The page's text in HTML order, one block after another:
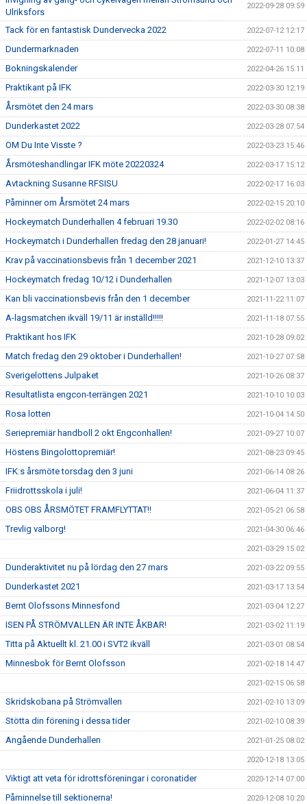
Ulriksfors
2022-09-28 09:59
Tack för en fantastisk Dundervecka 2022 2022-07-12 12:17
Dundermarknaden 2022-07-11 10:08
Bokningskalender 2022-04-26 15:11
Praktikant på IFK 2022-03-30 12:19
Årsmötet den 24 mars 2022-03-30 08:38
Dunderkastet 2022 2022-03-28 07:54
OM Du Inte Visste ? 2022-03-23 15:46
Årsmöteshandlingar IFK möte 20220324 2022-03-17 15:12
Avtackning Susanne RFSISU 2022-02-17 16:03
Påminner om Årsmötet 24 mars 2022-02-15 20:10
Hockeymatch Dunderhallen 4 februari 19.30 2022-02-02 08:16
Hockeymatch i Dunderhallen fredag den 28 januari! 2022-01-27 14:45
Krav på vaccinationsbevis från 1 december 2021 2021-12-10 13:37
Hockeymatch fredag 10/12 i Dunderhallen 2021-12-07 13:03
Kan bli vaccinationsbevis från den 1 december 2021-11-22 11:07
A-lagsmatchen ikväll 19/11 är inställd!!!!! 2021-11-18 07:55
Praktikant hos IFK 2021-10-28 09:02
Match fredag den 29 oktober i Dunderhallen! 2021-10-27 07:58
Sverigelottens Julpaket 2021-10-26 08:37
Resultatlista engcon-terrängen 2021 2021-10-10 10:03
Rosa lotten 2021-10-04 14:50
Seriepremiär handboll 2 okt Engconhallen! 2021-09-27 10:07
Höstens Bingolottopremiär! 2021-08-23 09:45
IFK:s årsmöte torsdag den 3 juni 2021-06-14 08:26
Friidrottsskola i juli! 2021-06-04 11:37
OBS OBS ÅRSMÖTET FRAMFLYTTAT!! 2021-05-21 06:58
Trevlig valborg! 2021-04-30 06:46
2021-03-29 15:02
Dunderaktivitet nu på lördag den 27 mars 2021-03-22 09:55
Dunderkastet 2021 2021-03-17 13:54
Bernt Olofssons Minnesfond 2021-03-04 12:27
ISEN PÅ STRÖMVALLEN ÄR INTE ÅKBAR! 2021-03-02 11:19
Titta på Aktuellt kl. 21.00 i SVT2 ikväll 2021-03-01 08:54
Minnesbok för Bernt Olofsson 2021-02-18 14:47
2021-02-15 06:58
Skridskobana på Strömvallen 2021-02-10 13:09
Stötta din förening i dessa tider 2021-02-10 08:39
Angående Dunderhallen 2021-01-25 08:02
2020-12-18 13:05
Viktigt att veta för idrottsföreningar i coronatider 2020-12-14 07:00
Påminnelse till sektionerna! 2020-12-08 10:20